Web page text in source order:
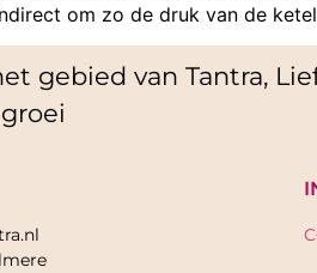
om zo de druk van de
gebied van Tantra,